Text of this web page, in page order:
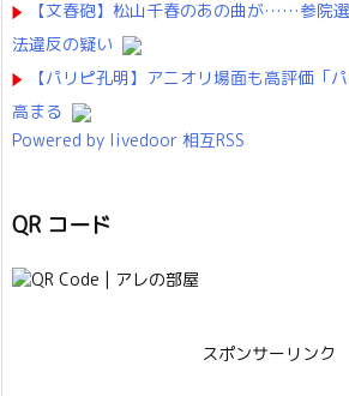
【文春砲】松山千春のあの曲が……参院
法違反の疑い
【パリピ孔明】アニオリ場面も高評価「
高まる
Powered by livedoor 相互RSS
QR コード
スポンサーリンク